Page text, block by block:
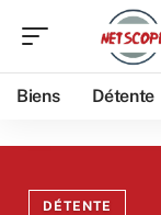
Biens Détente
DÉTENTE